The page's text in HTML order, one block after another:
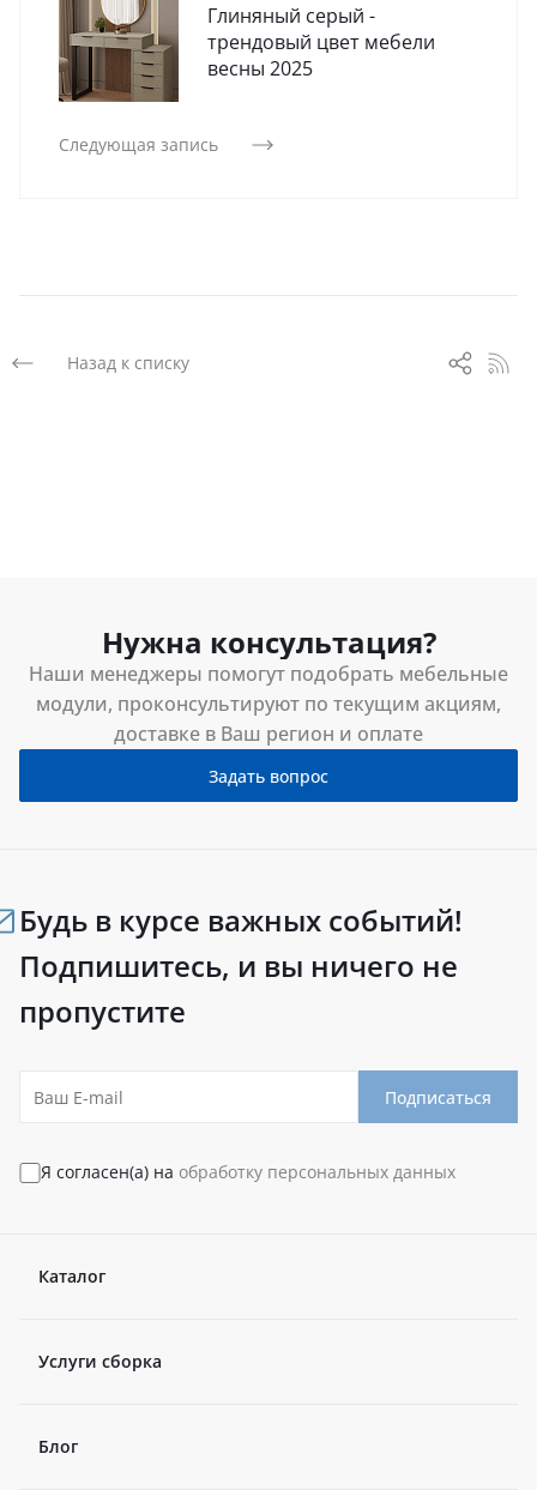
Глиняный серый -
трендовый цвет мебели
весны 2025
Следующая запись
Назад к списку
Нужна консультация?
Наши менеджеры помогут подобрать мебельные
модули, проконсультируют по текущим акциям,
доставке в Ваш регион и оплате
Задать вопрос
Будь в курсе важных событий!
Подпишитесь, и вы ничего не
пропустите
Подписаться
Я согласен(а) на обработку персональных данных
Каталог
Услуги сборка
Блог